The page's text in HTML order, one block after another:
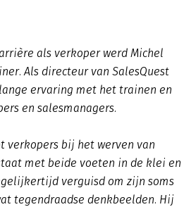
als verkoper werd Michel
Als directeur van SalesQuest
ervaring met het trainen en
en salesmanagers.
verkopers bij het werven van
met beide voeten in de klei en
verguisd om zijn soms
tegendraadse denkbeelden. Hij